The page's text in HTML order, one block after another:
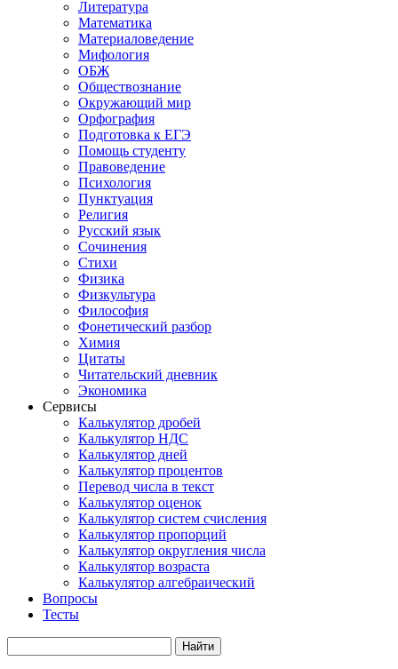
Литература
Математика
Материаловедение
Мифология
ОБЖ
Обществознание
Окружающий мир
Орфография
Подготовка к ЕГЭ
Помощь студенту
Правоведение
Психология
Пунктуация
Религия
Русский язык
Сочинения
Стихи
Физика
Физкультура
Философия
Фонетический разбор
Химия
Цитаты
Читательский дневник
Экономика
Сервисы
Калькулятор дробей
Калькулятор НДС
Калькулятор дней
Калькулятор процентов
Перевод числа в текст
Калькулятор оценок
Калькулятор систем счисления
Калькулятор пропорций
Калькулятор округления числа
Калькулятор возраста
Калькулятор алгебраический
Вопросы
Тесты
Найти